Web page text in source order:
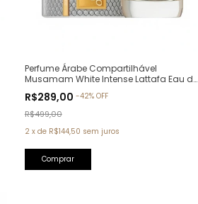
Perfume Árabe Compartilhável
Musamam White Intense Lattafa Eau de
R$289,00 -42% OFF
R$499,00
2 x de R$144,50 sem juros